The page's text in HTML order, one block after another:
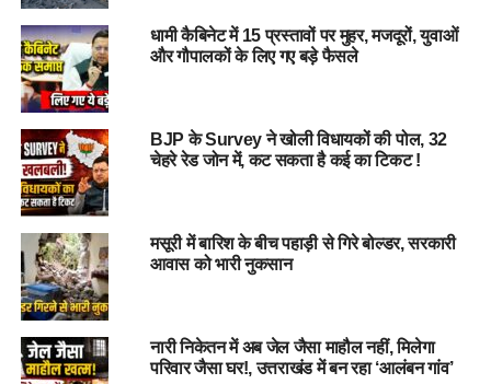
कोर्ट में पेश कर जेल भेज दिया गया है।
एसपी क्राइम ने बताया:
है। आरोपी ने सिर्फ कुछ हजार रुपये के लिए अपने दोस्त की जान ले ली।
हमने घटना के 24 घंटे के भीतर आरोपी को गिरफ्तार कर लिया है और सभी
साक्ष्य एकत्र किए जा चुके हैं।”
इस वारदात ने क्षेत्र में सनसनी फैला दी है और एक बार फिर यह सवाल
खड़ा कर दिया है कि क्या अब दोस्ती भी लालच और विश्वासघात का शिकार
हो रही है?
UTTARAKHAND GOVERNMENT
धामी कैबिनेट में 15 प्रस्तावों पर मुहर, मजदूरों, युवाओं
और गौपालकों के लिए गए बड़े फैसले
BJP के Survey ने खोली विधायकों की पोल, 32
चेहरे रेड जोन में, कट सकता है कई का टिकट !
मसूरी में बारिश के बीच पहाड़ी से गिरे बोल्डर, सरकारी
आवास को भारी नुकसान
नारी निकेतन में अब जेल जैसा माहौल नहीं, मिलेगा
परिवार जैसा घर!, उत्तराखंड में बन रहा ‘आलंबन गांव’